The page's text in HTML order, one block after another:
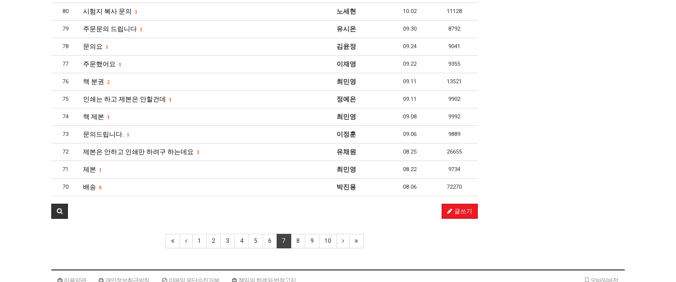
80 시험지 복사 문의 1 노세현 10.02 11128
79 주문문의 드립니다 1 유시온 09.30 8792
78 문의요 1 김윤정 09.24 9041
77 주문했어요 1 이재영 09.22 9355
76 책 분권 2 최민영 09.11 13521
75 인쇄는 하고 제본은 안할건데 1 정예은 09.11 9902
74 책 제본 1 최민영 09.08 9992
73 문의드립니다. 1 이정훈 09.06 9889
72 제본은 안하고 인쇄만 하려구 하는데요 3 유채원 08.25 26655
71 제본 1 최민영 08.22 9734
70 배송 6 박진용 08.06 72270
글쓰기
1 2 3 4 5 6 7 8 9 10
이용약관 개인정보취급방침 이메일 무단수집거부 책임의 한계와 법적고지 모바일버전